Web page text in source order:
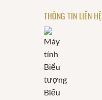
THÔNG TIN LIÊN HỆ